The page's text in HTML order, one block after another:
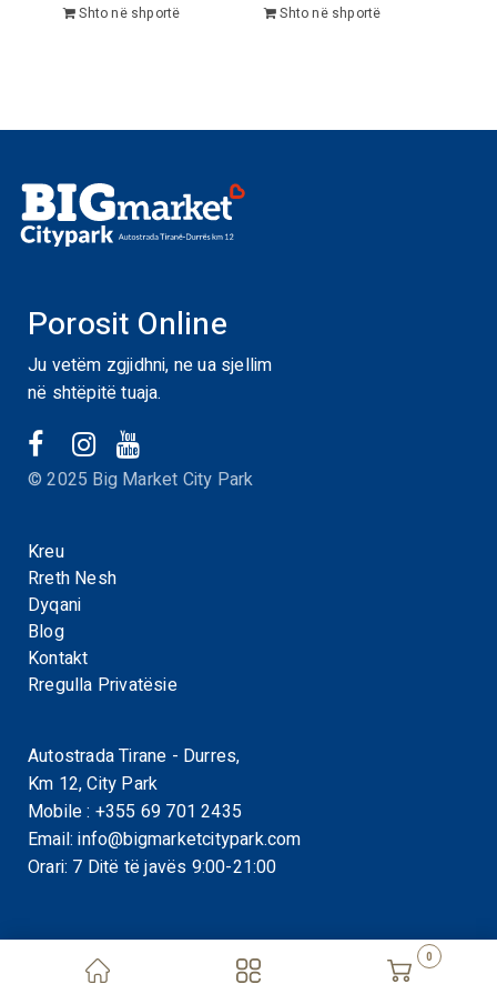
0
Shto në shportë Shto në shportë
Porosit Online
Ju vetëm zgjidhni, ne ua sjellim
në shtëpitë tuaja.
© 2025 Big Market City Park
Kreu
Rreth Nesh
Dyqani
Blog
Kontakt
Rregulla Privatësie
Autostrada Tirane - Durres,
Km 12, City Park
Mobile : +355 69 701 2435
Email:info@bigmarketcitypark.com
Orari: 7 Ditë të javës 9:00-21:00